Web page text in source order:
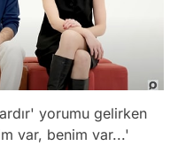
yorumu gelirken
var, benim var...'